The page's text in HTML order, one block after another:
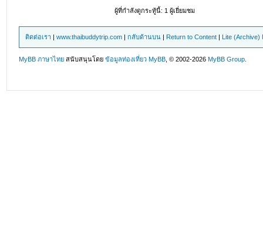
ผู้ที่กำลังดูกระทู้นี้: 1 ผู้เยี่ยมชม
ติดต่อเรา |www.thaibuddytrip.com |กลับด้านบน | Return to Content | Lite (Archive)
MyBB ภาษาไทย สนับสนุนโดยข้อมูลท่องเที่ยว MyBB , © 2002-2026MyBB Group